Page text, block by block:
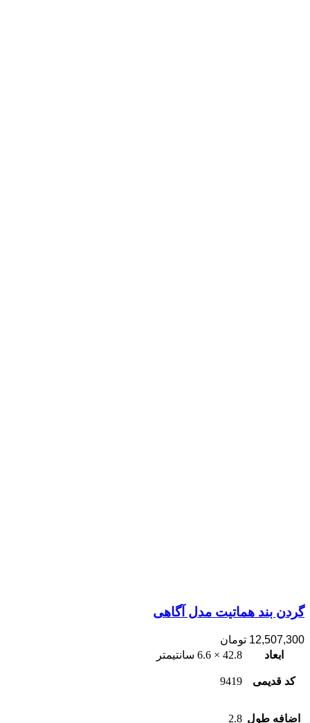
گردن بند هماتیت مدل آگاهی
12,507,300 تومان
ابعاد
42.8 × 6.6 سانتیمتر
کد قدیمی 9419
اضافه طول 2.8